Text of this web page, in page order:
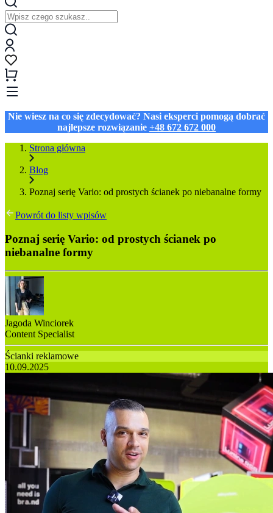
Nie wiesz na co się zdecydować? Nasi eksperci pomogą dobrać
najlepsze rozwiązanie +48 672 672 000
Strona główna
Blog
Poznaj serię Vario: od prostych ścianek po niebanalne formy
Powrót do listy wpisów
Poznaj serię Vario: od prostych ścianek po
niebanalne formy
Jagoda Winciorek
Content Specialist
Ścianki reklamowe
10.09.2025